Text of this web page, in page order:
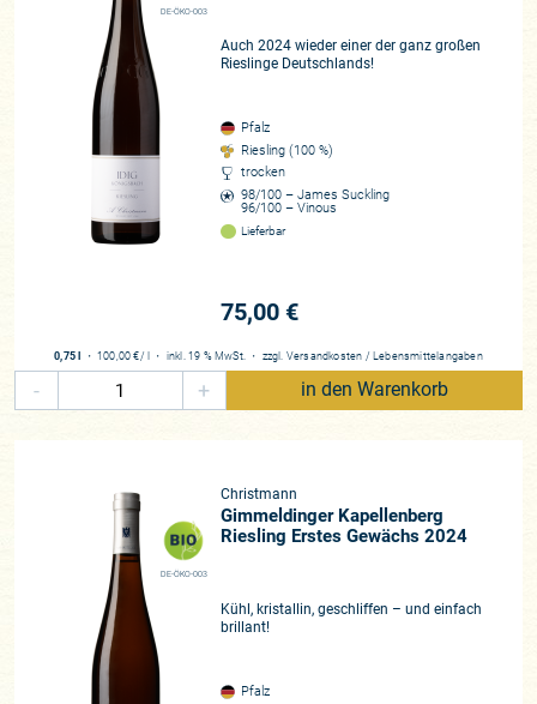
Köhler finden sich in Kirchenbüchern von 1580, und
spätestens mit seinem Nachfahren Georg Köhler, der um
1803 ein nicht unerhebliches, nach Aufhebung der
grundherrlichen Rechte im Zuge der französischen
Revolution konsolidiertes Vermögen bzw. Lagenportfolio sein
Eigen nennen kann (er wird es später seinen vier Kindern
vermachen, die alle als eigenständige Winzer tätig sein
werden) und als einflussreicher und erfolgreicher
„Wingertsmann“ galt, gehören unsere Pfälzer Winzer zu den
„Leuchttürmen“ der Region.
Seit 2019 lenkt ein erfolgreiches Zweiergespann – Steffen
Christmann und Tochter Sophie – den Gimmeldinger
Ausnahmebetrieb, was den heute 91 Jahre alten Senior Fritz
(er war für die „Weingutwerdung“ in den 1960er- bis 1990er-
Jahren verantwortlich und brachte das Weingut 1994 in den
Christmann nicht schon zuvor Großartiges geleistet hätte:
Nicht nur mit dem ein ums andere Mal überragenden
Riesling Idig ist er im Kreis der Allerbesten seiner Art in
Deutschland zu finden. Nein, es ist eher ein etwas anderer
Stil bei manchen Weinen, der aufhorchen lässt.“ heißt es im
Vinum Weinguide 2021, dessen Jury daher als Zeichen der
Anerkennung (und unserer Meinung nach ganz zu Recht)
Vater und Tochter zum „Winzer des Jahres 2021“ kürte.
DE-ÖKO-003
Auch 2024 wieder einer der ganz großen
Rieslinge Deutschlands!
Pfalz
Riesling (100 %)
trocken
98/100 – James Suckling
96/100 – Vinous
Lieferbar
75,00 €
0,75 l ・ 100,00 €/ l ・ inkl. 19 % MwSt. ・ zzgl. Versandkosten / Lebensmittelangaben
- + in den Warenkorb
DE-ÖKO-003
Christmann
Gimmeldinger Kapellenberg
Riesling Erstes Gewächs 2024
Kühl, kristallin, geschliffen – und einfach
brillant!
Pfalz